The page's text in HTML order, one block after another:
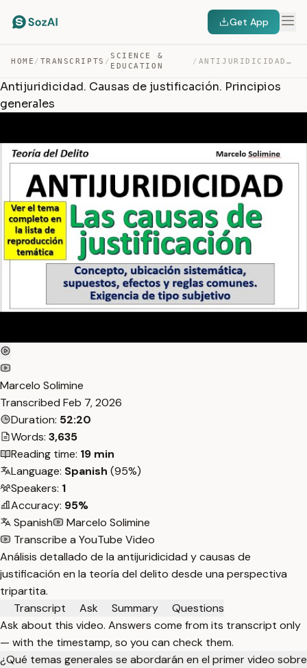
Get App
HOME / TRANSCRIPTS /
SCIENCE &
EDUCATION
/ ANTIJURIDICIDAD. CAUSAS DE JUSTIFICACIÓN. PRINCIPIOS GE… — TRANSCRIPT
Antijuridicidad. Causas de justificación. Principios
generales
Marcelo Solimine
Transcribed Feb 7, 2026
Duration: 52:20
Words: 3,635
Reading time: 19 min
Language: Spanish (95%)
Speakers: 1
Accuracy: 95%
Spanish
Marcelo Solimine
Transcribe a YouTube Video
Análisis detallado de la antijuridicidad y causas de
justificación en la teoría del delito desde una perspectiva
tripartita.
Transcript
Ask Summary
Questions
Ask about this video. Answers come from its transcript only
— with the timestamp, so you can check them.
¿Qué temas generales se abordarán en el primer video sobre